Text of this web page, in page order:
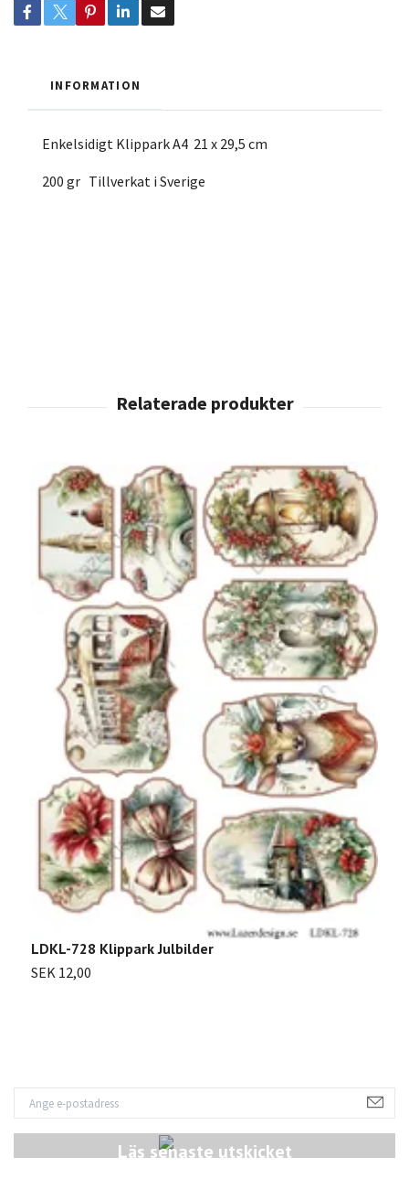
Läs senaste utskicket
INFORMATION
Enkelsidigt Klippark A4 21 x 29,5 cm
200 gr Tillverkat i Sverige
LDKL-728 Klippark Julbilder
SEK 12,00